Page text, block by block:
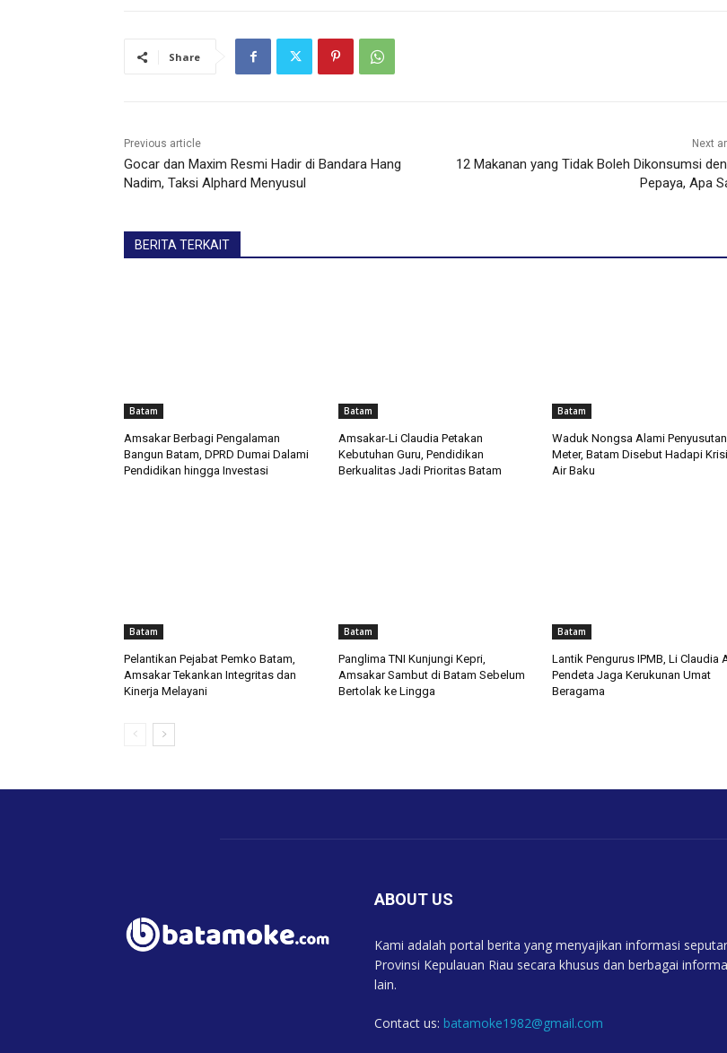
Share
Previous article
Gocar dan Maxim Resmi Hadir di Bandara Hang
Nadim, Taksi Alphard Menyusul
Next
12 Makanan yang Tidak Boleh Dikonsumsi
Pepaya, Apa
BERITA TERKAIT
Batam
Amsakar Berbagi Pengalaman
Bangun Batam, DPRD Dumai Dalami
Pendidikan hingga Investasi
Batam
Amsakar-Li Claudia Petakan
Kebutuhan Guru, Pendidikan
Berkualitas Jadi Prioritas Batam
Batam
Waduk Nongsa Alami
Meter, Batam Disebut Hadapi
Air Baku
Batam
Pelantikan Pejabat Pemko Batam,
Amsakar Tekankan Integritas dan
Kinerja Melayani
Batam
Panglima TNI Kunjungi Kepri,
Amsakar Sambut di Batam Sebelum
Bertolak ke Lingga
Batam
Lantik Pengurus IPMB, Li Claudia
Pendeta Jaga Kerukunan Umat
Beragama
ABOUT US
Kami adalah portal berita yang menyajikan informasi seputar
Provinsi Kepulauan Riau secara khusus dan berbagai
lain.
Contact us: batamoke1982@gmail.com